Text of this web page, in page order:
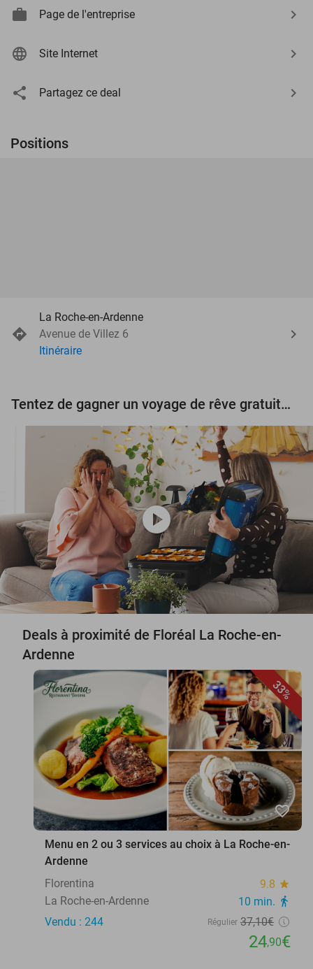
Page de l'entreprise
Site Internet
Partagez ce deal
Positions
La Roche-en-Ardenne
Avenue de Villez 6
Itinéraire
Tentez de gagner un voyage de rêve gratuit d'une valeur de 3.000 € !
play_circle
Deals à proximité de Floréal La Roche-en-
Ardenne
33%
favorite_border
Menu en 2 ou 3 services au choix à La Roche-en-
Ardenne
Florentina
9.8 star
La Roche-en-Ardenne 10 min. directions_walk
Vendu : 244 Régulier 37,10€
24,90€